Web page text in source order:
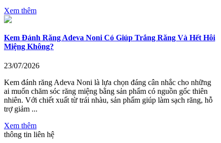
Xem thêm
Kem Đánh Răng Adeva Noni Có Giúp Trắng Răng Và Hết Hôi
Miệng Không?
23/07/2026
Kem đánh răng Adeva Noni là lựa chọn đáng cân nhắc cho những
ai muốn chăm sóc răng miệng bằng sản phẩm có nguồn gốc thiên
nhiên. Với chiết xuất từ trái nhàu, sản phẩm giúp làm sạch răng, hỗ
trợ giảm ...
Xem thêm
thông tin liên hệ